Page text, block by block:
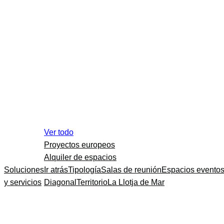
Soluciones
y servicios
Ver todo
Proyectos europeos
Alquiler de espacios
Ir atrásTipologíaSalas de reuniónEspacios eventos
Diagonal TerritorioLa Llotja de Mar